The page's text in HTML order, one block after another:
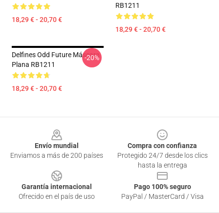
18,29 € - 20,70 €
RB1211
18,29 € - 20,70 €
Delfines Odd Future Máscara
Plana RB1211
18,29 € - 20,70 €
-20%
Envío mundial
Enviamos a más de 200 países
Compra con confianza
Protegido 24/7 desde los clics
hasta la entrega
Garantía internacional
Ofrecido en el país de uso
Pago 100% seguro
PayPal / MasterCard / Visa